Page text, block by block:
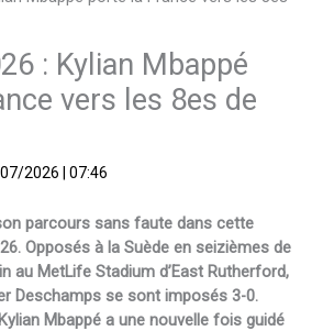
: Kylian Mbappé
vers les 8es de
2026 |07:46
parcours sans faute dans cette
Opposés à la Suède en seizièmes de
au MetLife Stadium d’East Rutherford,
Deschamps se sont imposés 3-0.
Mbappé a une nouvelle fois guidé